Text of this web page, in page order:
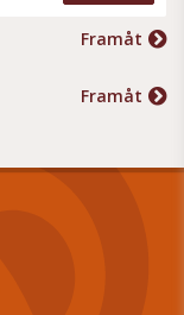
Framåt
Framåt